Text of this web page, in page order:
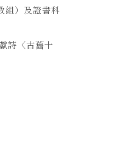
組）及證書科
詩〈古舊十